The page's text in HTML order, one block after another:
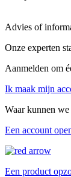
Advies of
Onze experten
Aanmelden om
Ik maak mijn
Waar kunnen
Een account
Een product